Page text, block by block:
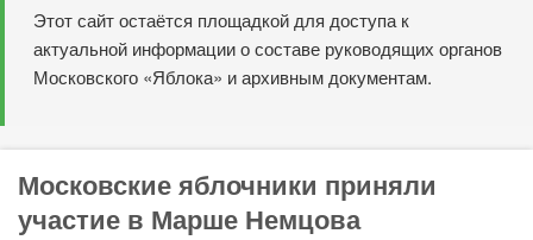
Этот сайт остаётся площадкой для доступа к
актуальной информации о составе руководящих органов
Московского «Яблока» и архивным документам.
Московские яблочники приняли
участие в Марше Немцова